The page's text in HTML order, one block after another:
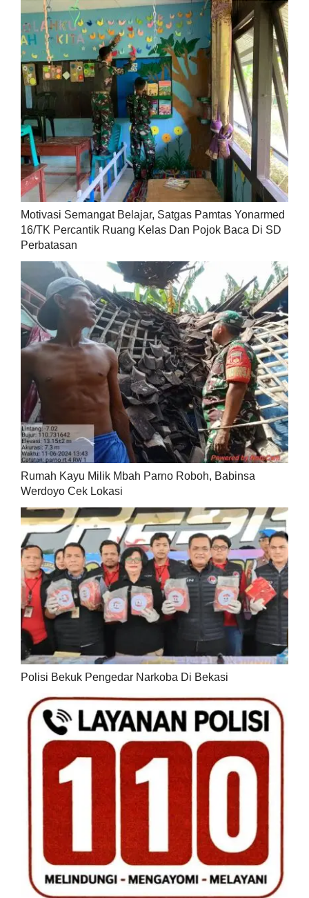
Motivasi Semangat Belajar, Satgas Pamtas Yonarmed
16/TK Percantik Ruang Kelas Dan Pojok Baca Di SD
Perbatasan
Rumah Kayu Milik Mbah Parno Roboh, Babinsa
Werdoyo Cek Lokasi
Polisi Bekuk Pengedar Narkoba Di Bekasi